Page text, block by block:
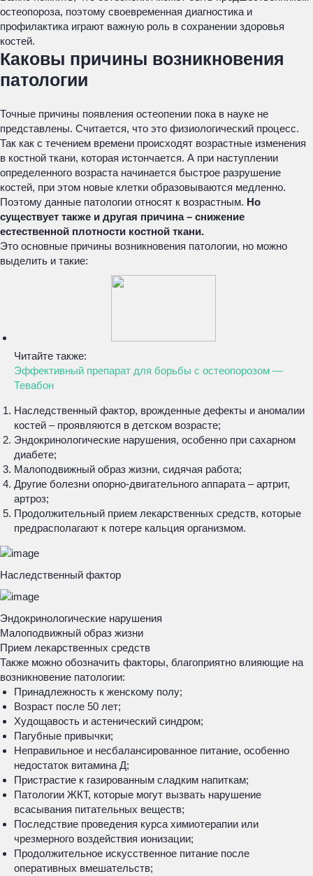
остеопороза, поэтому своевременная диагностика и
профилактика играют важную роль в сохранении здоровья
костей.
Каковы причины возникновения
патологии
Точные причины появления остеопении пока в науке не
представлены. Считается, что это физиологический процесс.
Так как с течением времени происходят возрастные изменения
в костной ткани, которая истончается. А при наступлении
определенного возраста начинается быстрое разрушение
костей, при этом новые клетки образовываются медленно.
Поэтому данные патологии относят к возрастным. Но
существует также и другая причина – снижение
естественной плотности костной ткани.
Это основные причины возникновения патологии, но можно
выделить и такие:
Читайте также:
Эффективный препарат для борьбы с остеопорозом —
Тевабон
Наследственный фактор, врожденные дефекты и аномалии
костей – проявляются в детском возрасте;
Эндокринологические нарушения, особенно при сахарном
диабете;
Малоподвижный образ жизни, сидячая работа;
Другие болезни опорно-двигательного аппарата – артрит,
артроз;
Продолжительный прием лекарственных средств, которые
предрасполагают к потере кальция организмом.
Наследственный фактор
Эндокринологические нарушения
Малоподвижный образ жизни
Прием лекарственных средств
Также можно обозначить факторы, благоприятно влияющие на
возникновение патологии:
Принадлежность к женскому полу;
Возраст после 50 лет;
Худощавость и астенический синдром;
Пагубные привычки;
Неправильное и несбалансированное питание, особенно
недостаток витамина Д;
Пристрастие к газированным сладким напиткам;
Патологии ЖКТ, которые могут вызвать нарушение
всасывания питательных веществ;
Последствие проведения курса химиотерапии или
чрезмерного воздействия ионизации;
Продолжительное искусственное питание после
оперативных вмешательств;